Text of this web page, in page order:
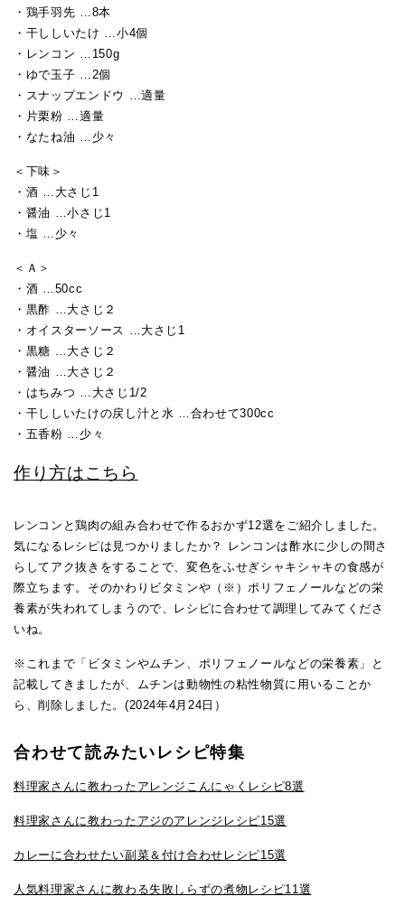
・鶏手羽先 …8本
・干ししいたけ …小4個
・レンコン …150g
・ゆで玉子 …2個
・スナップエンドウ …適量
・片栗粉 …適量
・なたね油 …少々
＜下味＞
・酒 …大さじ1
・醤油 …小さじ1
・塩 …少々
＜Ａ＞
・酒 …50cc
・黒酢 …大さじ２
・オイスターソース …大さじ1
・黒糖 …大さじ２
・醤油 …大さじ２
・はちみつ …大さじ1/2
・干ししいたけの戻し汁と水 …合わせて300cc
・五香粉 …少々
作り方はこちら
レンコンと鶏肉の組み合わせで作るおかず12選をご紹介しました。
気になるレシピは見つかりましたか？ レンコンは酢水に少しの間さ
らしてアク抜きをすることで、変色をふせぎシャキシャキの食感が
際立ちます。そのかわりビタミンや（※）ポリフェノールなどの栄
養素が失われてしまうので、レシピに合わせて調理してみてくださ
いね。
※これまで「ビタミンやムチン、ポリフェノールなどの栄養素」と
記載してきましたが、ムチンは動物性の粘性物質に用いることか
ら、削除しました。(2024年4月24日）
合わせて読みたいレシピ特集
料理家さんに教わったアレンジこんにゃくレシピ8選
料理家さんに教わったアジのアレンジレシピ15選
カレーに合わせたい副菜＆付け合わせレシピ15選
人気料理家さんに教わる失敗しらずの煮物レシピ11選